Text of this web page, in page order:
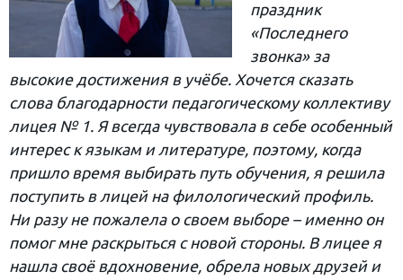
праздник
«Последнего
звонка» за
высокие достижения в учёбе. Хочется сказать
слова благодарности педагогическому коллективу
лицея № 1. Я всегда чувствовала в себе особенный
интерес к языкам и литературе, поэтому, когда
пришло время выбирать путь обучения, я решила
поступить в лицей на филологический профиль.
Ни разу не пожалела о своем выборе – именно он
помог мне раскрыться с новой стороны. В лицее я
нашла своё вдохновение, обрела новых друзей и